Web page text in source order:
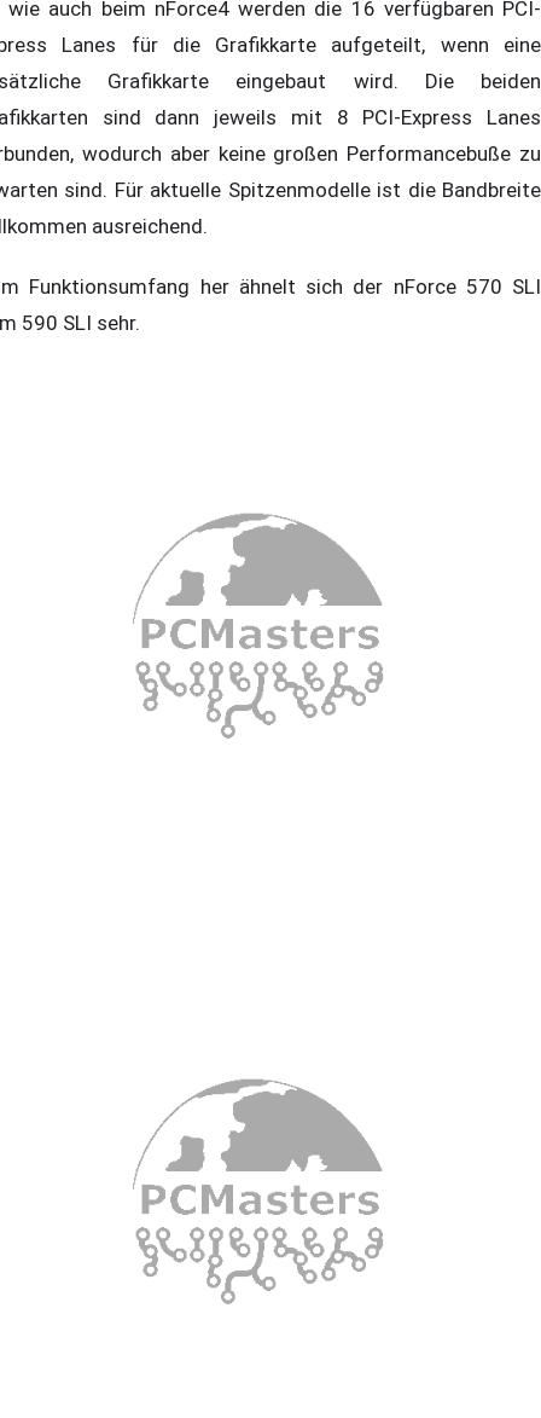
wie auch beim nForce4 werden die 16 verfügbaren PCI-
Lanes für die Grafikkarte aufgeteilt, wenn eine
Grafikkarte eingebaut wird. Die beiden
sind dann jeweils mit 8 PCI-Express Lanes
wodurch aber keine großen Performancebuße zu
sind. Für aktuelle Spitzenmodelle ist die Bandbreite
ausreichend.
Funktionsumfang her ähnelt sich der nForce 570 SLI
590 SLI sehr.